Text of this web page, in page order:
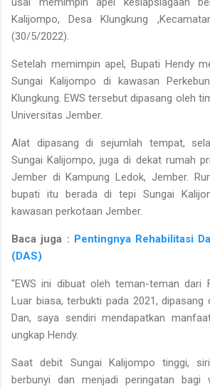
Kalijompo, Desa Klungkung
(30/5/2022).
Setelah memimpin apel, Bupati Hendy
Sungai Kalijompo di kawasan
Klungkung. EWS tersebut dipasang oleh
Universitas Jember.
Alat dipasang di sejumlah tempat,
Sungai Kalijompo, juga di dekat rumah
Jember di Kampung Ledok, Jember.
bupati itu berada di tepi Sungai
kawasan perkotaan Jember.
Baca juga : Pentingnya Rehabilitasi
(DAS)
"EWS ini dibuat oleh teman-teman dari
Luar biasa, terbukti pada 2021, dipasang
Dan, saya sendiri mendapatkan
ungkap Hendy.
Saat debit Sungai Kalijompo tinggi,
berbunyi dan menjadi peringatan bagi